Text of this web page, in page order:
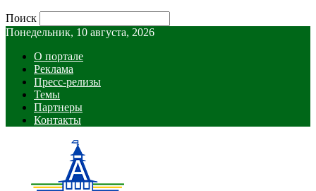
Поиск
Понедельник, 10 августа, 2026
О портале
Реклама
Пресс-релизы
Темы
Партнеры
Контакты